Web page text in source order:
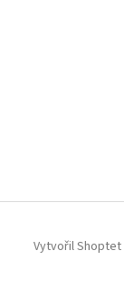
Vytvořil Shoptet